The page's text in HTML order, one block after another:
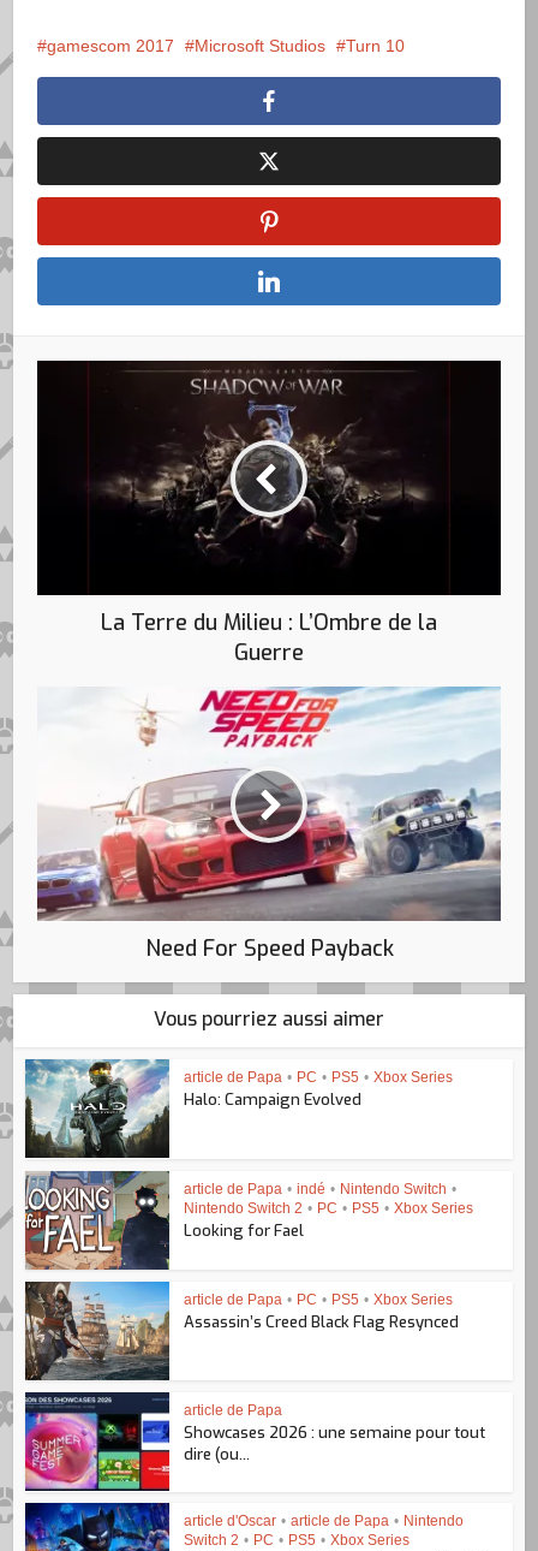
gamescom 2017 Microsoft Studios Turn 10
La Terre du Milieu : L’Ombre de la
Guerre
Need For Speed Payback
Vous pourriez aussi aimer
article de Papa • PC • PS5 • Xbox Series
Halo: Campaign Evolved
article de Papa • indé • Nintendo Switch •
Nintendo Switch 2 • PC • PS5 • Xbox Series
Looking for Fael
article de Papa • PC • PS5 • Xbox Series
Assassin’s Creed Black Flag Resynced
article de Papa
Showcases 2026 : une semaine pour tout
dire (ou...
article d'Oscar • article de Papa • Nintendo
Switch 2 • PC • PS5 • Xbox Series